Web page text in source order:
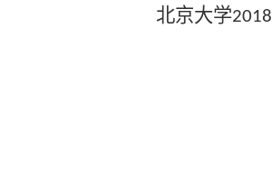
北京大学2018